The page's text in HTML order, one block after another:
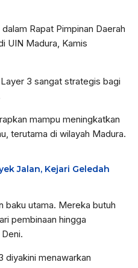
Rapat Pimpinan Daerah
UIN Madura, Kamis
3 sangat strategis bagi
mampu meningkatkan
terutama di wilayah Madura.
Jalan, Kejari Geledah
baku utama. Mereka butuh
pembinaan hingga
diyakini menawarkan